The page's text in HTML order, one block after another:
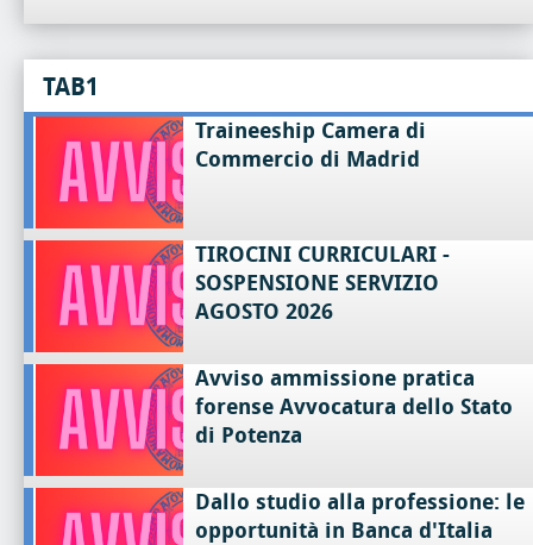
TAB1
Traineeship Camera di
Commercio di Madrid
TIROCINI CURRICULARI -
SOSPENSIONE SERVIZIO
AGOSTO 2026
Avviso ammissione pratica
forense Avvocatura dello Stato
di Potenza
Dallo studio alla professione: le
opportunità in Banca d'Italia